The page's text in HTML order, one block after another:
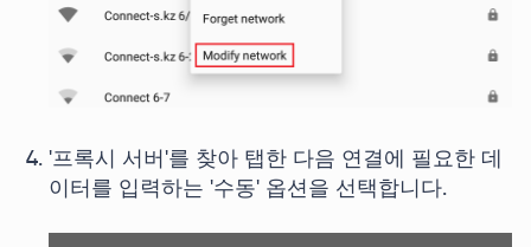
'프록시 서버'를 찾아 탭한 다음 연결에 필요한 데
이터를 입력하는 '수동' 옵션을 선택합니다.